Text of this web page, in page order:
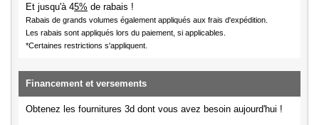
Et jusqu'à 45% de rabais !
Rabais de grands volumes également appliqués aux frais d'expédition.
Les rabais sont appliqués lors du paiement, si applicables.
*Certaines restrictions s'appliquent.
Financement et versements
Obtenez les fournitures 3d dont vous avez besoin aujourd'hui !